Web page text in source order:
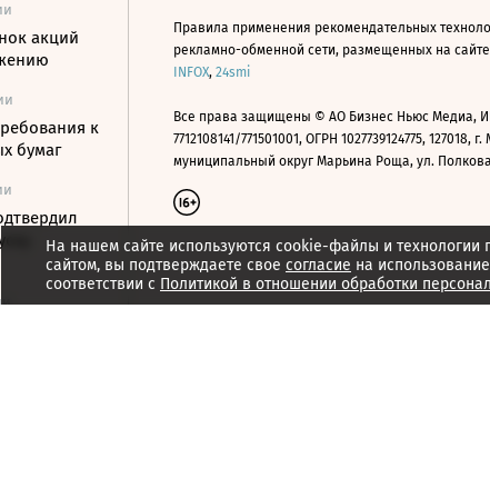
акций
к
бумаг
На нашем сайте используются cookie-файлы и
сайтом, вы подтверждаете свое согласие на
соответствии с Политикой в отношении обработки
Правила применения рекомендательных
рекламно-обменной сети, размещенных на
INFOX, 24smi
Все права защищены © АО Бизнес Ньюс Медиа,
7712108141/771501001, ОГРН 1027739124775, 127018,
муниципальный округ Марьина Роща, ул.